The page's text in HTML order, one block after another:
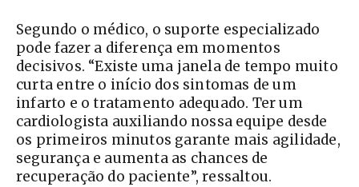
Segundo o médico, o suporte especializado
pode fazer a diferença em momentos
decisivos. “Existe uma janela de tempo muito
curta entre o início dos sintomas de um
infarto e o tratamento adequado. Ter um
cardiologista auxiliando nossa equipe desde
os primeiros minutos garante mais agilidade,
segurança e aumenta as chances de
recuperação do paciente”, ressaltou.